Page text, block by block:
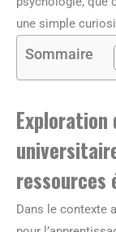
une simple
Sommaire
Exploration
ressources
Dans le contexte